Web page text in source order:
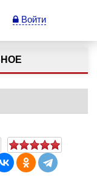
Войти